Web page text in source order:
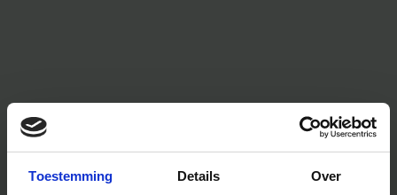
Toestemming Details Over